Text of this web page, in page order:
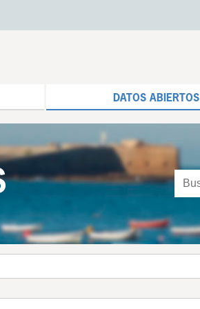
DATOS ABIERTOS